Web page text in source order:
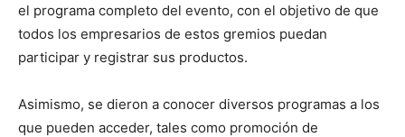
el programa completo del evento, con el objetivo de que
todos los empresarios de estos gremios puedan
participar y registrar sus productos.
Asimismo, se dieron a conocer diversos programas a los
que pueden acceder, tales como promoción de